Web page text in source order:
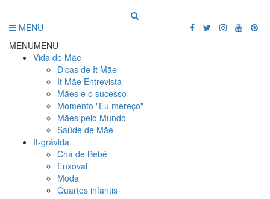
MENU
MENUMENU
Vida de Mãe
Dicas de It Mãe
It Mãe Entrevista
Mães e o sucesso
Momento "Eu mereço"
Mães pelo Mundo
Saúde de Mãe
It-grávida
Chá de Bebê
Enxoval
Moda
Quartos infantis